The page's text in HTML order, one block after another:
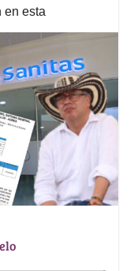
en esta